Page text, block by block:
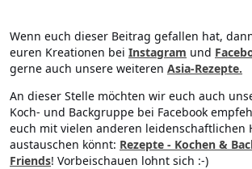
Wenn euch dieser Beitrag gefallen hat,
euren Kreationen bei Instagram und
gerne auch unsere weiteren Asia-Rezepte.
An dieser Stelle möchten wir euch auch
Koch- und Backgruppe bei Facebook
euch mit vielen anderen leidenschaftlichen
austauschen könnt: Rezepte - Kochen &
Friends! Vorbeischauen lohnt sich :-)